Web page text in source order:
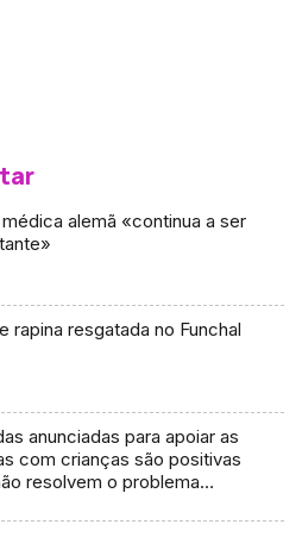
alemã «continua a ser
rapina resgatada no Funchal
anunciadas para apoiar as
com crianças são positivas
resolvem o problema